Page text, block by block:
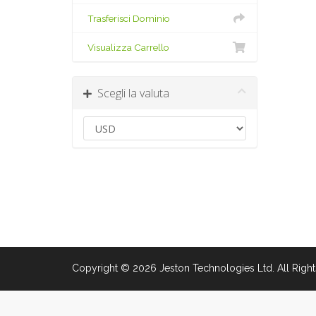
Trasferisci Dominio
Visualizza Carrello
Scegli la valuta
Copyright © 2026 Jeston Technologies Ltd. All